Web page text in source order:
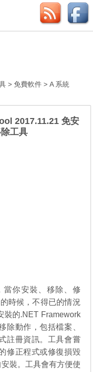
>免費軟件 >A 系統
2017.11.21 免安
工具
當你安裝、移除、修
時候，不得已的情況
裝的.NET Framework
除動作，包括檔案、
註冊資訊。工具會嘗
修正程式或修復損毀
裝。工具會有方便使